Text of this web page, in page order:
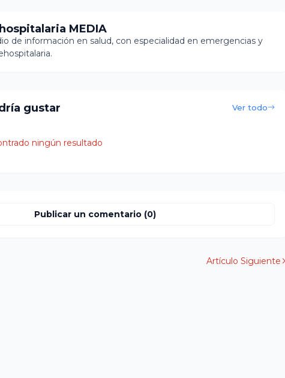
MEDIA
de información en salud, con especialidad en emergencias y
gustar Ver todo
ningún resultado
Publicar un comentario (0)
Artículo Siguiente